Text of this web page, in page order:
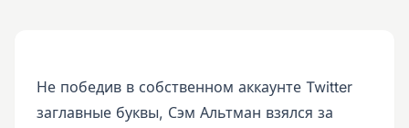
Не победив в собственном аккаунте Twitter
заглавные буквы, Сэм Альтман взялся за